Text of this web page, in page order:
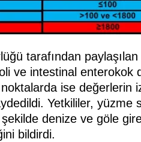
tarafından
ve intestinal enterokok
ise
Yetkililer,
denize ve göle
bildirdi.